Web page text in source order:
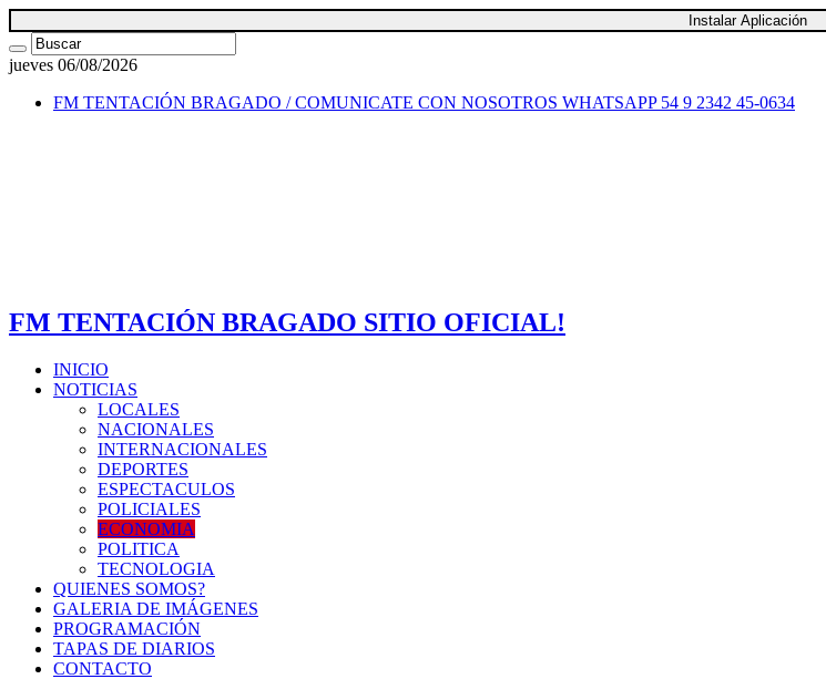
Instalar Aplicación
jueves 06/08/2026
FM TENTACIÓN BRAGADO / COMUNICATE CON NOSOTROS WHATSAPP 54 9 2342 45-0634
FM TENTACIÓN BRAGADO SITIO OFICIAL!
INICIO
NOTICIAS
LOCALES
NACIONALES
INTERNACIONALES
DEPORTES
ESPECTACULOS
POLICIALES
ECONOMIA
POLITICA
TECNOLOGIA
QUIENES SOMOS?
GALERIA DE IMÁGENES
PROGRAMACIÓN
TAPAS DE DIARIOS
CONTACTO